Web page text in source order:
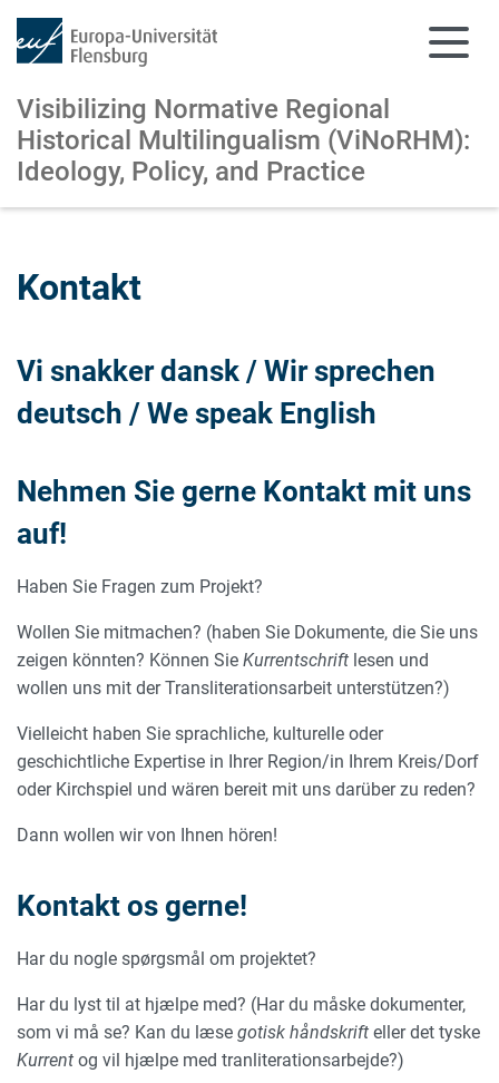
Visibilizing Normative Regional
Historical Multilingualism (ViNoRHM):
Ideology, Policy, and Practice
Kontakt
Vi snakker dansk / Wir sprechen
deutsch / We speak English
Nehmen Sie gerne Kontakt mit uns
auf!
Haben Sie Fragen zum Projekt?
Wollen Sie mitmachen? (haben Sie Dokumente, die Sie uns
zeigen könnten? Können Sie Kurrentschrift lesen und
wollen uns mit der Transliterationsarbeit unterstützen?)
Vielleicht haben Sie sprachliche, kulturelle oder
geschichtliche Expertise in Ihrer Region/in Ihrem Kreis/Dorf
oder Kirchspiel und wären bereit mit uns darüber zu reden?
Dann wollen wir von Ihnen hören!
Kontakt os gerne!
Har du nogle spørgsmål om projektet?
Har du lyst til at hjælpe med? (Har du måske dokumenter,
som vi må se? Kan du læse gotisk håndskrift eller det tyske
Kurrent og vil hjælpe med tranliterationsarbejde?)